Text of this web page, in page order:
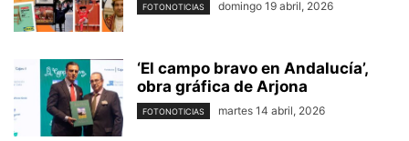
FOTONOTICIAS domingo 19 abril, 2026
‘El campo bravo en Andalucía’,
obra gráfica de Arjona
FOTONOTICIAS martes 14 abril, 2026